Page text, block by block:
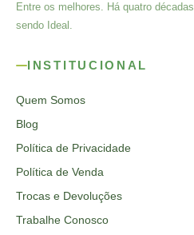
Entre os melhores. Há quatro décadas,
sendo Ideal.
INSTITUCIONAL
Quem Somos
Blog
Política de Privacidade
Política de Venda
Trocas e Devoluções
Trabalhe Conosco